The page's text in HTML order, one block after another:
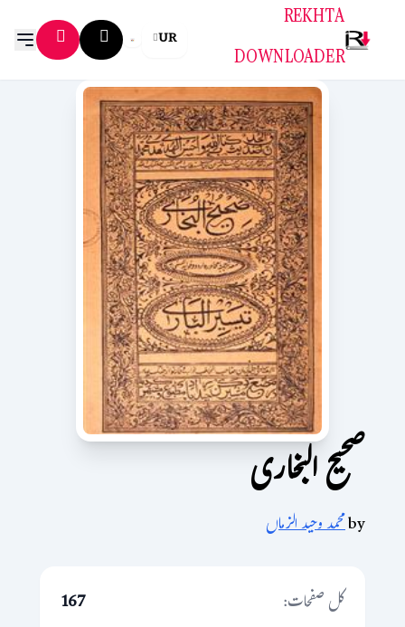
REKHTA
DOWNLOADER
UR
صحیح البخاری
byمحمد وحید الزماں
کل صفحات:
167